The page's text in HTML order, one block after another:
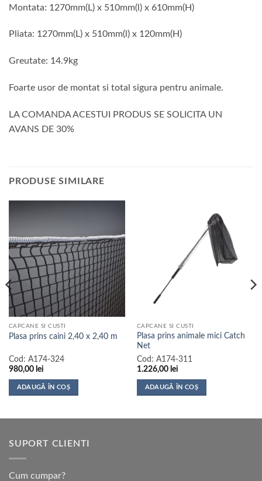
Montata: 1270mm(L) x 510mm(l) x 610mm(H)
Pliata: 1270mm(L) x 510mm(l) x 120mm(H)
Greutate: 14.9kg
Foarte usor de montat si total sigura pentru animale.
LA COMANDA ACESTUI PRODUS SE SOLICITA UN
AVANS DE 30%
PRODUSE SIMILARE
CAPCANE SI CUSTI
Plasa prins caini 2,40 x 2,40 m
Cod: A174-324
980,00 lei
ADAUGĂ ÎN COȘ
CAPCANE SI CUSTI
Plasa prins animale mici Catch
Net
Cod: A174-311
1.226,00 lei
ADAUGĂ ÎN COȘ
SUPORT CLIENTI
Cum cumpar?